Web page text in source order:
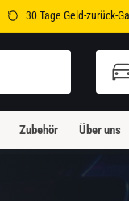
30 Tage Geld-zurück-
Zubehör Über uns